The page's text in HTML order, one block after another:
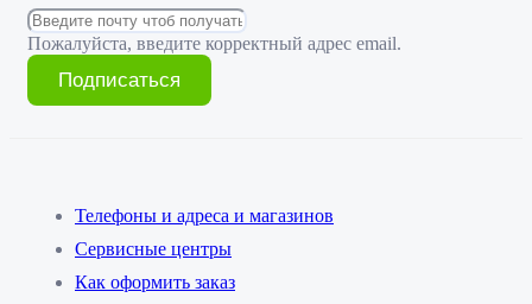
Пожалуйста, введите корректный адрес email.
Подписаться
Телефоны и адреса и магазинов
Сервисные центры
Как оформить заказ